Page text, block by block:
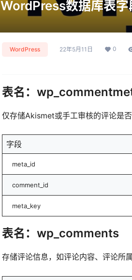
WordPress数据库表字
WordPress 22年5月11日 0
表名：
仅存储Akismet或手工审核的评论是否
字段
meta_id
comment_id
meta_key
表名：wp_comments
存储评论信息，如评论内容、评论所